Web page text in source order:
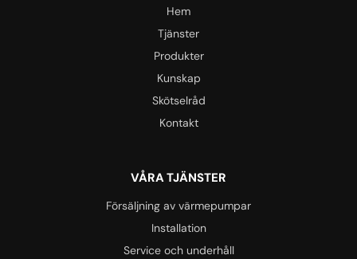
Hem
Tjänster
Produkter
Kunskap
Skötselråd
Kontakt
VÅRA TJÄNSTER
Försäljning av värmepumpar
Installation
Service och underhåll